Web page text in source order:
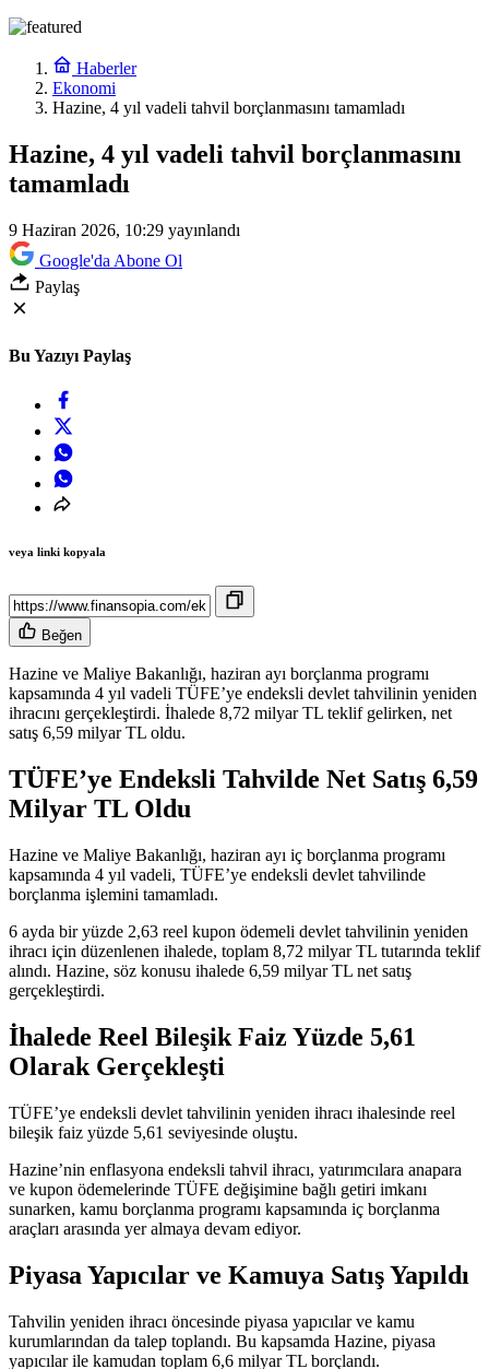
Haberler
Ekonomi
Hazine, 4 yıl vadeli tahvil borçlanmasını tamamladı
Hazine, 4 yıl vadeli tahvil borçlanmasını
tamamladı
9 Haziran 2026, 10:29 yayınlandı
Google'da Abone Ol
Paylaş
Bu Yazıyı Paylaş
veya linki kopyala
Beğen
Hazine ve Maliye Bakanlığı, haziran ayı borçlanma programı
kapsamında 4 yıl vadeli TÜFE’ye endeksli devlet tahvilinin yeniden
ihracını gerçekleştirdi. İhalede 8,72 milyar TL teklif gelirken, net
satış 6,59 milyar TL oldu.
TÜFE’ye Endeksli Tahvilde Net Satış 6,59
Milyar TL Oldu
Hazine ve Maliye Bakanlığı, haziran ayı iç borçlanma programı
kapsamında 4 yıl vadeli, TÜFE’ye endeksli devlet tahvilinde
borçlanma işlemini tamamladı.
6 ayda bir yüzde 2,63 reel kupon ödemeli devlet tahvilinin yeniden
ihracı için düzenlenen ihalede, toplam 8,72 milyar TL tutarında teklif
alındı. Hazine, söz konusu ihalede 6,59 milyar TL net satış
gerçekleştirdi.
İhalede Reel Bileşik Faiz Yüzde 5,61
Olarak Gerçekleşti
TÜFE’ye endeksli devlet tahvilinin yeniden ihracı ihalesinde reel
bileşik faiz yüzde 5,61 seviyesinde oluştu.
Hazine’nin enflasyona endeksli tahvil ihracı, yatırımcılara anapara
ve kupon ödemelerinde TÜFE değişimine bağlı getiri imkanı
sunarken, kamu borçlanma programı kapsamında iç borçlanma
araçları arasında yer almaya devam ediyor.
Piyasa Yapıcılar ve Kamuya Satış Yapıldı
Tahvilin yeniden ihracı öncesinde piyasa yapıcılar ve kamu
kurumlarından da talep toplandı. Bu kapsamda Hazine, piyasa
yapıcılar ile kamudan toplam 6,6 milyar TL borçlandı.